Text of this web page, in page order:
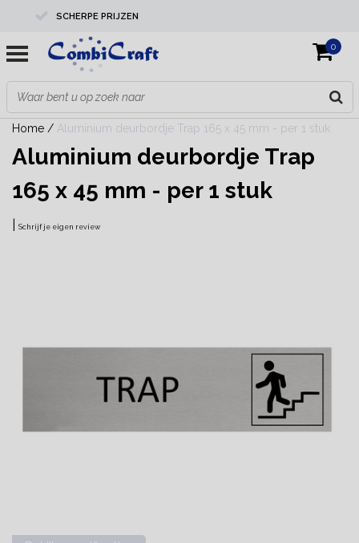
SCHERPE PRIJZEN
PROFESSIONELE KWALITEIT
EXPERTS IN MAATWERK
0
Home / Aluminium deurbordje Trap 165 x 45 mm - per 1 stuk
Aluminium deurbordje Trap
165 x 45 mm - per 1 stuk
Schrijf je eigen review